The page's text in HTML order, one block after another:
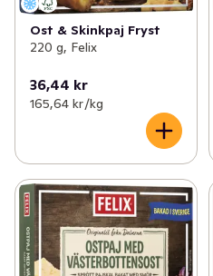
Ost & Skinkpaj Fryst
220 g, Felix
36,44 kr
165,64 kr /kg